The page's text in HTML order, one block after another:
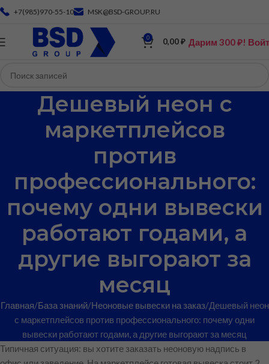
+7(985)970-55-10 MSK@BSD-GROUP.RU
0 0,00₽ Дарим 300 ₽!
Дешевый неон с
маркетплейсов
против
профессионального:
почему одни вывески
работают годами, а
другие выгорают за
месяц
Главная База знаний Неоновые вывески на заказ Дешевый неон
с маркетплейсов против профессионального: почему одни
вывески работают годами, а другие выгорают за месяц
Типичная ситуация: вы хотите заказать неоновую надпись в